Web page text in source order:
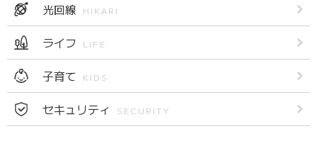
光回線 HIKARI
ライフ LIFE
子育て KIDS
セキュリティ SECURITY